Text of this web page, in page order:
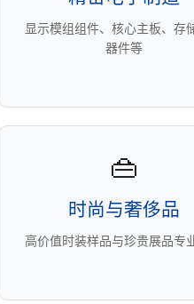
显示模组组件、核心主板、存
器件等
👜
时尚与奢侈品
高价值时装样品与珍贵展品专